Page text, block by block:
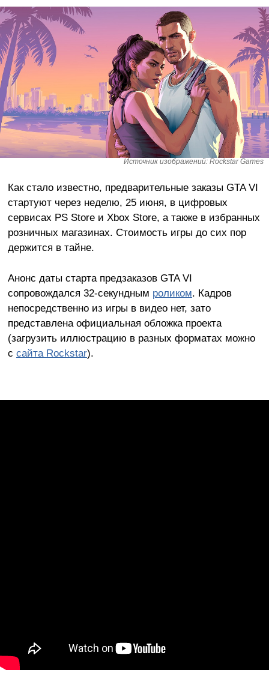
Источник изображений: Rockstar Games
Как стало известно, предварительные заказы GTA VI
стартуют через неделю, 25 июня, в цифровых
сервисах PS Store и Xbox Store, а также в избранных
розничных магазинах. Стоимость игры до сих пор
держится в тайне.
Анонс даты старта предзаказов GTA VI
сопровождался 32-секундным роликом. Кадров
непосредственно из игры в видео нет, зато
представлена официальная обложка проекта
(загрузить иллюстрацию в разных форматах можно
с сайта Rockstar).